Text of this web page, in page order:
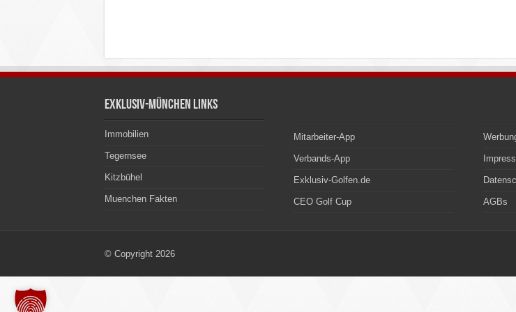
Exklusiv-München Links
Immobilien
Tegernsee
Kitzbühel
Muenchen Fakten
Mitarbeiter-App
Verbands-App
Exklusiv-Golfen.de
CEO Golf Cup AGBs
© Copyright 2026